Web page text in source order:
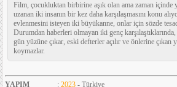
Film, çocukluktan birbirine aşık olan ama zaman içinde
uzanan iki insanın bir kez daha karşılaşmasını konu
evlenmesini isteyen iki büyükanne, onlar için sözde
Durumdan haberleri olmayan iki genç
gün yüzüne çıkar, eski defterler açılır ve önlerine çıkan
koymazlar.
YAPIM : 2023 - Türkiye